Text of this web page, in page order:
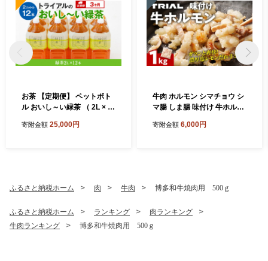
お茶 【定期便】 ペットボト
ル おいし～い緑茶 （ 2L × 1
飲み物 ドリンク ギフト 贈答
備蓄 常備品 ケース 箱 箱買い
買い置き 国産茶葉 消耗品 日
ル 定期便 ocha tea
寄附金額 25,000円
牛肉 ホルモン シマチョウ シ
マ腸 しま腸 味付け 牛ホルモ
ン 塩レモン 塩レモンだれ 冷
肉 ホルモン焼き BBQ バーベ
キュー ご飯 horumon ジュー
つ モツ 鉄板焼き お肉 炒め物
ご自宅用
寄附金額 6,000円
ふるさと納税ホーム 肉 牛肉 博多和牛焼肉用 500ｇ
ふるさと納税ホーム ランキング
肉ランキング
牛肉ランキング
博多和牛焼肉用 500ｇ